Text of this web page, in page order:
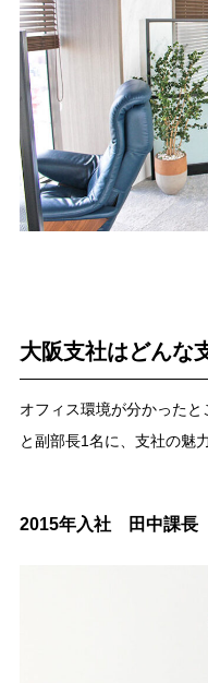
大阪支社はどんな
オフィス環境が分かった
と副部長1名に、支社の魅
2015年入社 田中課長